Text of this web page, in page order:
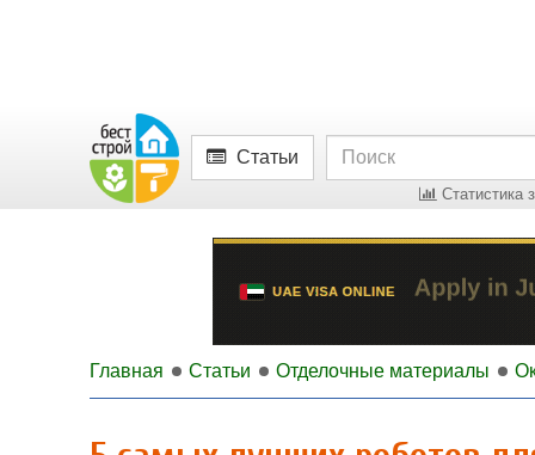
Статьи
Статистика
Главная Статьи Отделочные материалы